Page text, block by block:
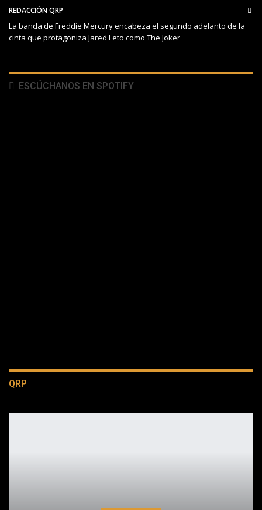
REDACCIÓN QRP
La banda de Freddie Mercury encabeza el segundo adelanto de la
cinta que protagoniza Jared Leto como The Joker
ESCÚCHANOS EN SPOTIFY
QRP